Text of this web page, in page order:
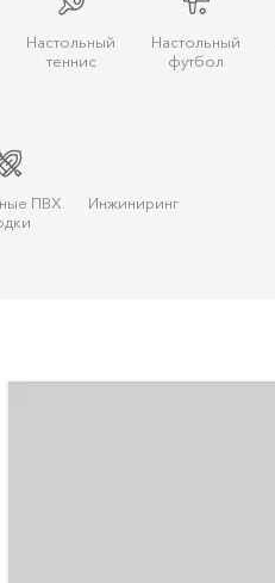
Настольный
теннис
Настольный
футбол
ПВХ
Инжиниринг